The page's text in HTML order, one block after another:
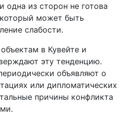
одна из сторон не готова
может быть
слабости.
в Кувейте и
эту тенденцию.
объявляют о
или дипломатических
причины конфликта